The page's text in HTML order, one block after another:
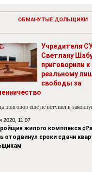
ОБМАНУТЫЕ ДОЛЬЩИКИ
Учредителя
Светлану
приговорили к
реальному
свободы за
приговор ещё не вступил в
2020, 11:07
жилого комплекса
отодвинул сроки сдачи